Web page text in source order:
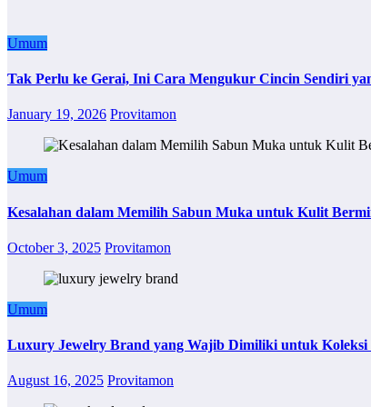
Umum
Tak Perlu ke Gerai, Ini Cara Mengukur Cincin Sendiri
January 19, 2026 Provitamon
Umum
Kesalahan dalam Memilih Sabun Muka untuk Kulit
October 3, 2025 Provitamon
Umum
Luxury Jewelry Brand yang Wajib Dimiliki untuk Koleksi
August 16, 2025 Provitamon